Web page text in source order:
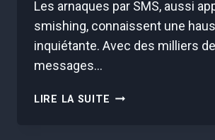
Les arnaques par SMS, aussi
smishing, connaissent une
inquiétante. Avec des milliers de
messages…
LIRE LA SUITE “C’EST